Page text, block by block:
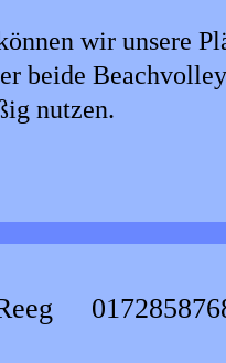
wir unsere
beide
nutzen.